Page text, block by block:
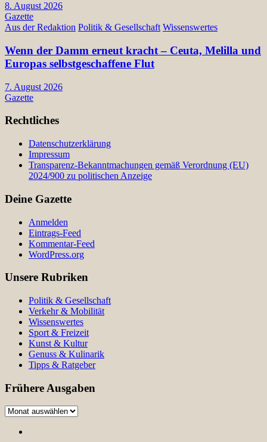
8. August 2026
Gazette
Aus der Redaktion Politik & Gesellschaft Wissenswertes
Wenn der Damm erneut kracht – Ceuta, Melilla und
Europas selbstgeschaffene Flut
7. August 2026
Gazette
Rechtliches
Datenschutzerklärung
Impressum
Transparenz-Bekanntmachungen gemäß Verordnung (EU)
2024/900 zu politischen Anzeige
Deine Gazette
Anmelden
Eintrags-Feed
Kommentar-Feed
WordPress.org
Unsere Rubriken
Politik & Gesellschaft
Verkehr & Mobilität
Wissenswertes
Sport & Freizeit
Kunst & Kultur
Genuss & Kulinarik
Tipps & Ratgeber
Frühere Ausgaben
Frühere